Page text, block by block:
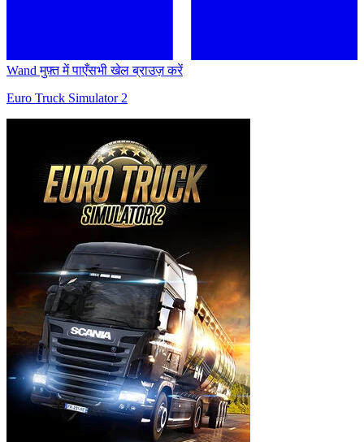
Wand मुफ़्त में पाएँसभी खेल ब्राउज़ करें
Euro Truck Simulator 2